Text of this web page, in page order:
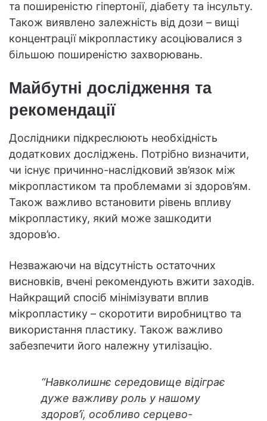
та поширеністю гіпертонії, діабету та інсульту.
Також виявлено залежність від дози – вищі
концентрації мікропластику асоціювалися з
більшою поширеністю захворювань.
Майбутні дослідження та
рекомендації
Дослідники підкреслюють необхідність
додаткових досліджень. Потрібно визначити,
чи існує причинно-наслідковий зв’язок між
мікропластиком та проблемами зі здоров’ям.
Також важливо встановити рівень впливу
мікропластику, який може зашкодити
здоров’ю.
Незважаючи на відсутність остаточних
висновків, вчені рекомендують вжити заходів.
Найкращий спосіб мінімізувати вплив
мікропластику – скоротити виробництво та
використання пластику. Також важливо
забезпечити його належну утилізацію.
“Навколишнє середовище відіграє
дуже важливу роль у нашому
здоров’ї, особливо серцево-